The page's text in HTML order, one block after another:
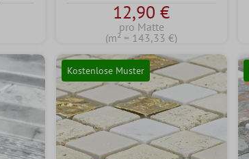
12,90 €
pro Matte
(m² = 143,33 €)
Kostenlose Muster